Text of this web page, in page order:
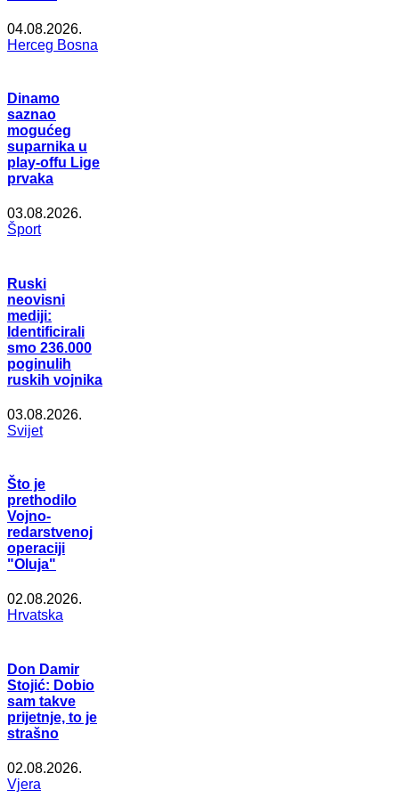
04.08.2026.
Herceg Bosna
Dinamo
saznao
mogućeg
suparnika u
play-offu Lige
prvaka
03.08.2026.
Šport
Ruski
neovisni
mediji:
Identificirali
smo 236.000
poginulih
ruskih vojnika
03.08.2026.
Svijet
Što je
prethodilo
Vojno-
redarstvenoj
operaciji
"Oluja"
02.08.2026.
Hrvatska
Don Damir
Stojić: Dobio
sam takve
prijetnje, to je
strašno
02.08.2026.
Vjera